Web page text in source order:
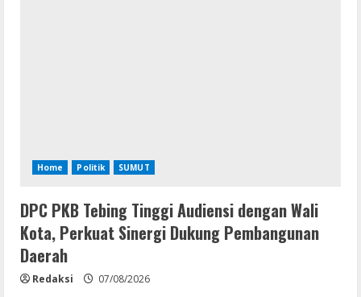
Home Politik SUMUT
DPC PKB Tebing Tinggi Audiensi dengan Wali
Kota, Perkuat Sinergi Dukung Pembangunan
Daerah
Redaksi 07/08/2026